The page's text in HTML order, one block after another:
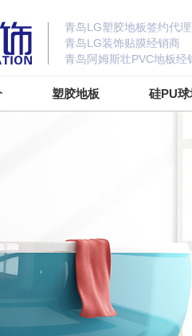
青岛LG塑胶地板签约代
青岛LG装饰贴膜经销商
青岛阿姆斯壮PVC地板经
塑胶地板 硅PU球